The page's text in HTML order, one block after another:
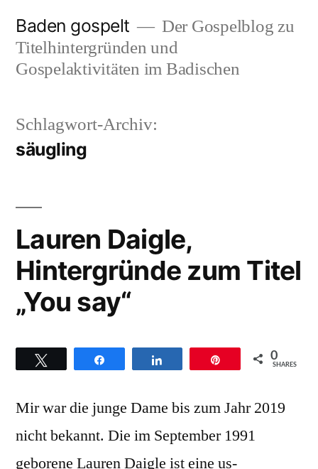
Inhalt
springen
Baden gospelt
Der Gospelblog zu
Titelhintergründen und
Gospelaktivitäten im Badischen
Schlagwort-Archiv:
säugling
Lauren Daigle,
Hintergründe zum Titel
„You say“
0
SHARES
Mir war die junge Dame bis zum Jahr 2019
nicht bekannt. Die im September 1991
geborene Lauren Daigle ist eine us-